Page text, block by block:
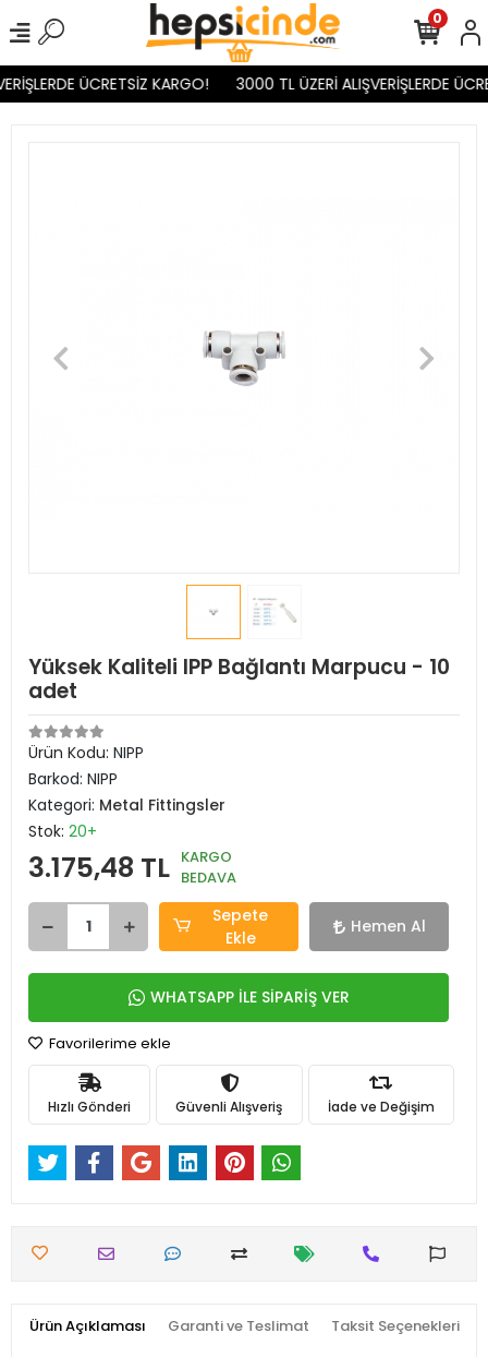
ÜCRETSİZ KARGO! 3000 TL ÜZERİ ALIŞVERİŞLERDE
0
Yüksek Kaliteli IPP Bağlantı Marpucu - 10
adet
Ürün Kodu: NIPP
Barkod: NIPP
Kategori: Metal Fittingsler
Stok: 20+
3.175,48 TL KARGO
BEDAVA
Sepete
Ekle
Hemen Al
WHATSAPP İLE SİPARİŞ VER
Favorilerime ekle
Hızlı Gönderi Güvenli Alışveriş İade ve Değişim
Ürün Açıklaması Garanti ve Teslimat Taksit Seçenekleri